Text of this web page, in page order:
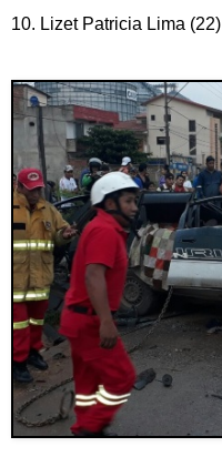
10. Lizet Patricia Lima (22)